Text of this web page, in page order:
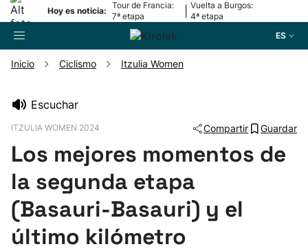
Hoy es noticia:
Tour de Francia:
7ª etapa
Vuelta a Burgos:
4ª etapa
ES
Pelota
Remo
Inicio Ciclismo Itzulia Women
Escuchar
ITZULIA WOMEN 2024 Compartir Guardar
Los mejores momentos de
la segunda etapa
(Basauri-Basauri) y el
último kilómetro